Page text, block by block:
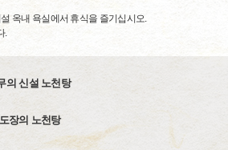
옥내 욕실에서 휴식을 즐기십시오.
.
의 신설 노천탕
장의 노천탕